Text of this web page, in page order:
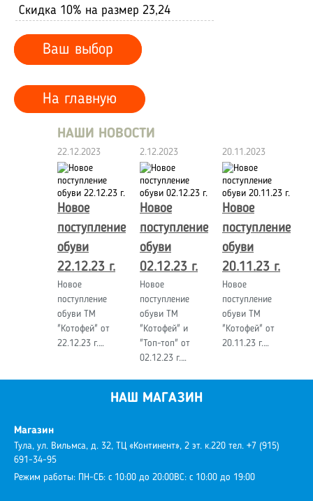
Скидка 10% на размер 23,24
Ваш выбор
На главную
НАШИ НОВОСТИ
22.12.2023
Новое
поступление
обуви
22.12.23 г.
Новое
поступление
обуви ТМ
"Котофей" от
22.12.23 г.…
2.12.2023
Новое
поступление
обуви
02.12.23 г.
Новое
поступление
обуви ТМ
"Котофей" и
"Топ-топ" от
02.12.23 г.…
20.11.2023
Новое
поступление
обуви
20.11.23 г.
Новое
поступление
обуви ТМ
"Котофей" от
20.11.23 г.…
НАШ МАГАЗИН
Магазин
Тула, ул. Вильмса, д. 32, ТЦ «Континент», 2 эт. к.220 тел. +7 (915)
691-34-95
Режим работы: ПН-СБ: с 10:00 до 20:00ВС: с 10:00 до 19:00